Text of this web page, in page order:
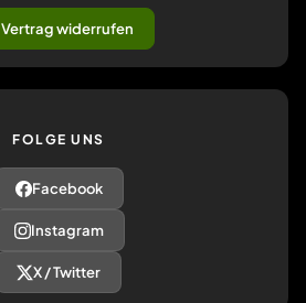
Vertrag widerrufen
FOLGE UNS
Facebook
Instagram
X / Twitter